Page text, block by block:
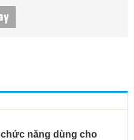
năng dùng cho